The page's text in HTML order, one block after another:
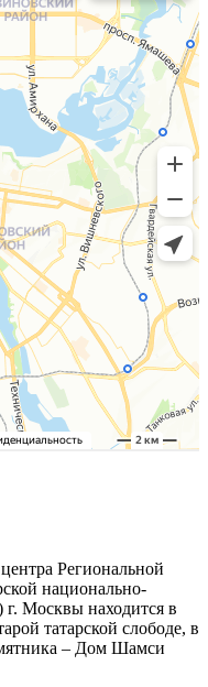
Региональной
национально-
Москвы находится в
татарской слободе, в
– Дом Шамси